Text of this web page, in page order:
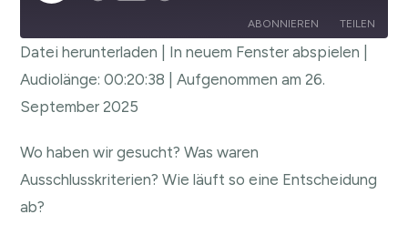
ABONNIEREN TEILEN
RSS FEED
TEILEN
LINK
EMBED
Datei herunterladen In neuem Fenster abspielen
Audiolänge: 00:20:38 |Aufgenommen am 26.
September 2025
Wo haben wir gesucht? Was waren
Ausschlusskriterien? Wie läuft so eine Entscheidung
ab?